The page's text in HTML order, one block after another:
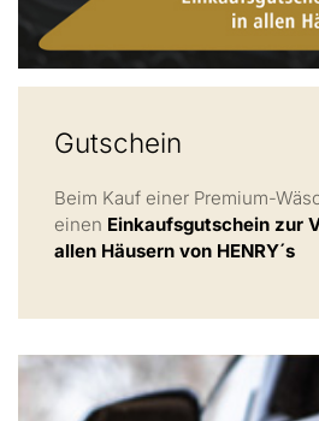
Gutschein
Beim Kauf einer Premium-
einen Einkaufsgutschein zur
allen Häusern von HENRY´s